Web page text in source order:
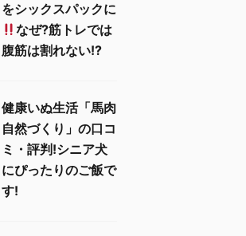
をシックスパックに
なぜ?筋トレでは
腹筋は割れない!?
健康いぬ生活「馬肉
自然づくり」の口コ
ミ・評判!シニア犬
にぴったりのご飯で
す!